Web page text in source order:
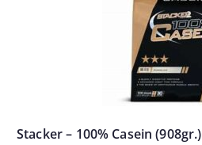
Stacker – 100% Casein (908gr.)